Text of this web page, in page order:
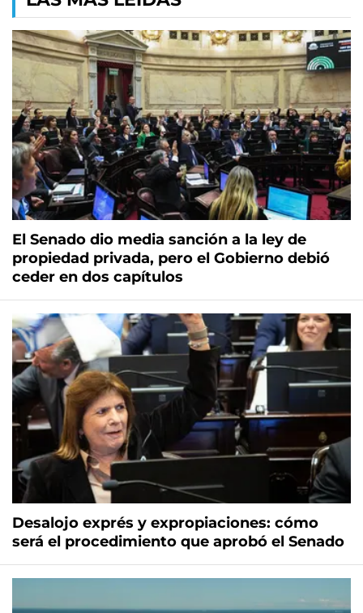
El Senado dio media sanción a la ley de
propiedad privada, pero el Gobierno debió
ceder en dos capítulos
Desalojo exprés y expropiaciones: cómo
será el procedimiento que aprobó el Senado